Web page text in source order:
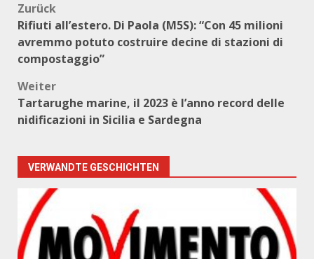
Beitragsnavigation
Zurück
Rifiuti all’estero. Di Paola (M5S): “Con 45 milioni
avremmo potuto costruire decine di stazioni di
compostaggio”
Weiter
Tartarughe marine, il 2023 è l’anno record delle
nidificazioni in Sicilia e Sardegna
VERWANDTE GESCHICHTEN